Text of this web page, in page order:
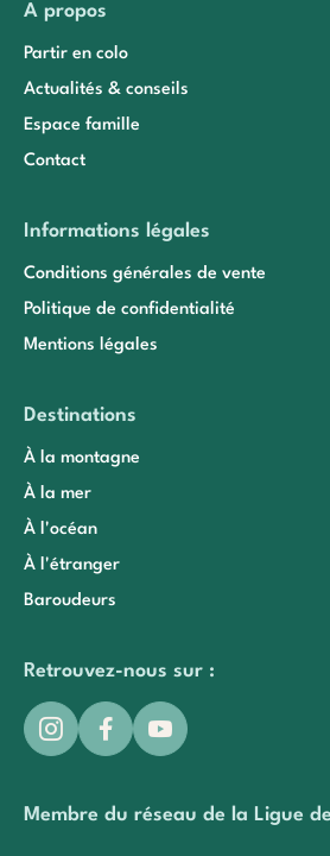
A propos
Partir en colo
Actualités & conseils
Espace famille
Contact
Informations légales
Conditions générales de vente
Politique de confidentialité
Mentions légales
Destinations
À la montagne
À la mer
À l'océan
À l'étranger
Baroudeurs
Retrouvez-nous sur :
Membre du réseau de la Ligue